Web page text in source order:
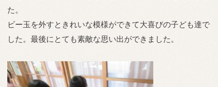
た。
ビー玉を外すときれいな模様ができて大喜びの子ども達で
した。最後にとても素敵な思い出ができました。